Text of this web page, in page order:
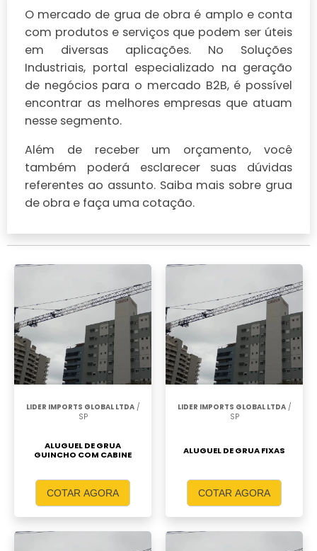
O mercado de grua de obra é amplo e conta
com produtos e serviços que podem ser úteis
em diversas aplicações. No Soluções
Industriais, portal especializado na geração
de negócios para o mercado B2B, é possível
encontrar as melhores empresas que atuam
nesse segmento.
Além de receber um orçamento, você
também poderá esclarecer suas dúvidas
referentes ao assunto. Saiba mais sobre grua
de obra e faça uma cotação.
LIDER IMPORTS GLOBAL LTDA/
SP
ALUGUEL DE GRUA
GUINCHO COM CABINE
COTAR AGORA
LIDER IMPORTS GLOBAL LTDA/
SP
ALUGUEL DE GRUA FIXAS
COTAR AGORA